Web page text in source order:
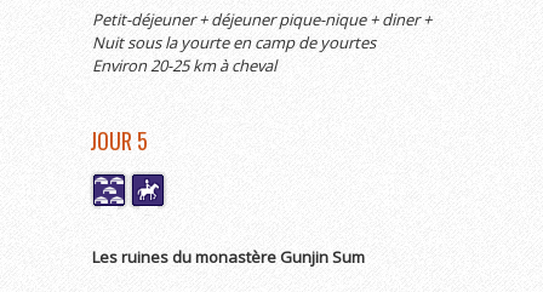
Petit-déjeuner + déjeuner pique-nique + diner +
Nuit sous la yourte en camp de yourtes
Environ 20-25 km à cheval
JOUR 5
Les ruines du monastère Gunjin Sum